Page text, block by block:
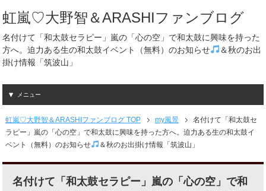
虹嵐♡大野智＆ARASHIファンブログ
名付けて「和太鼓セラピー」嵐の「心の空」で和太鼓に興味を持った
方へ。迫力ある生の和太鼓イベント（無料）のお知らせ
＆秋のお出
掛け情報「筑波山」
メニュー
虹嵐♡大野智＆ARASHIファンブログ TOP my風景
名付けて「和太鼓セ
ラピー」嵐の「心の空」で和太鼓に興味を持った方へ。迫力ある生の和太鼓イ
ベント（無料）のお知らせ
＆秋のお出掛け情報「筑波山」
名付けて「和太鼓セラピー」嵐の「心の空」で和